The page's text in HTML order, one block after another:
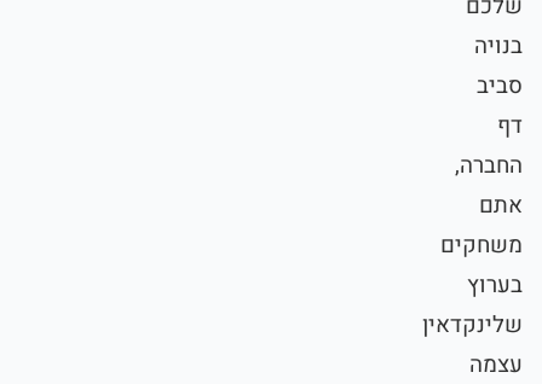
בנויה
סביב
דף
החברה,
אתם
משחקים
בערוץ
שלינקדאין
עצמה